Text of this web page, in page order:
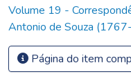
Volume 19 -
Antonio de Souza
Página do item